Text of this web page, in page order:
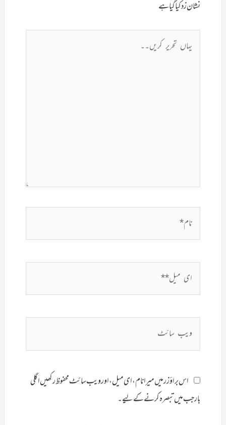
نشان زد کیا گیا ہے
تحریر
میل**
اس براؤزر میں میرا نام، ای میل، اور ویب سائٹ محفوظ رکھیں اگلی
بار جب میں تبصرہ کرنے کےلیے۔